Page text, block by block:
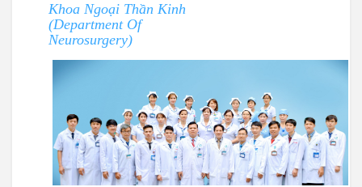
Khoa Ngoại Thần Kinh
(Department Of
Neurosurgery)